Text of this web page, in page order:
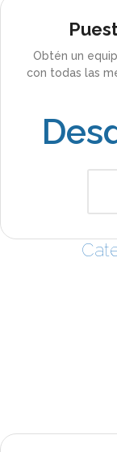
Obtén un
con todas las